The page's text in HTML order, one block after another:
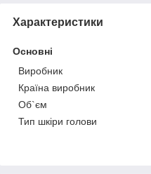
Характеристики
Основні
Виробник
Країна виробник
Об`єм
Тип шкіри голови